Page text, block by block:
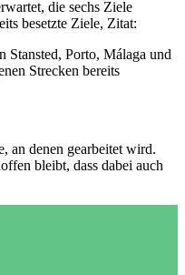
die sechs Ziele
besetzte Ziele, Zitat:
Porto, Málaga und
Strecken bereits
an denen gearbeitet wird.
bleibt, dass dabei auch